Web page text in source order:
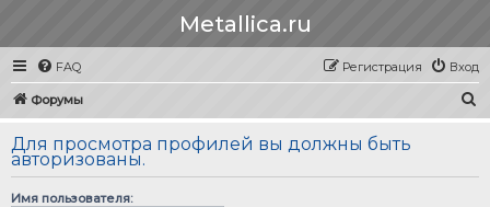
Metallica.ru
FAQ Вход
Регистрация
Форумы
с
Для просмотра профилей вы должны быть
авторизованы.
Имя пользователя: